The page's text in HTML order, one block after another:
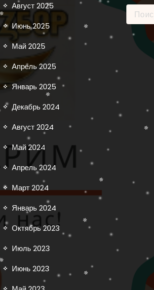
Август 2025
Июнь 2025
Май 2025
Апрель 2025
Январь 2025
Декабрь 2024
Август 2024
Май 2024
Апрель 2024
Март 2024
Январь 2024
Октябрь 2023
Июль 2023
Июнь 2023
Найти: